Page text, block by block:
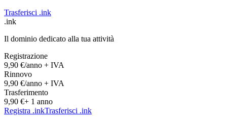
Trasferisci .ink
.ink
Il dominio dedicato alla tua attività
Registrazione
9,90 €/anno + IVA
Rinnovo
9,90 €/anno + IVA
Trasferimento
9,90 €+ 1 anno
Registra .inkTrasferisci .ink